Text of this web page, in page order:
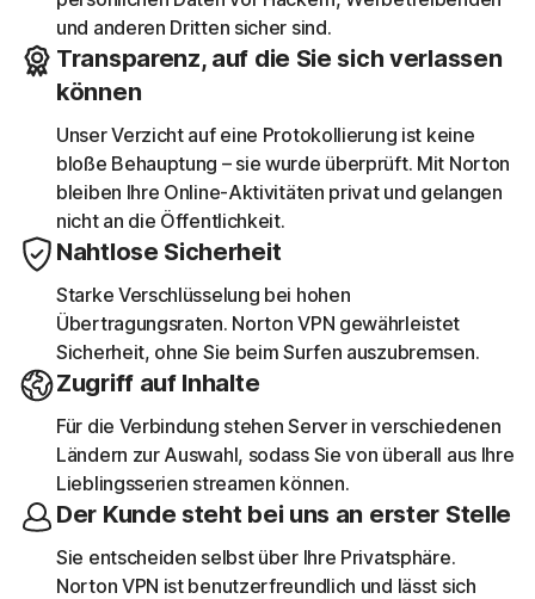
und anderen Dritten sicher sind.
Transparenz, auf die Sie sich verlassen
können
Unser Verzicht auf eine Protokollierung ist keine
bloße Behauptung – sie wurde überprüft. Mit Norton
bleiben Ihre Online-Aktivitäten privat und gelangen
nicht an die Öffentlichkeit.
Nahtlose Sicherheit
Starke Verschlüsselung bei hohen
Übertragungsraten. Norton VPN gewährleistet
Sicherheit, ohne Sie beim Surfen auszubremsen.
Zugriff auf Inhalte
Für die Verbindung stehen Server in verschiedenen
Ländern zur Auswahl, sodass Sie von überall aus Ihre
Lieblingsserien streamen können.
Der Kunde steht bei uns an erster Stelle
Sie entscheiden selbst über Ihre Privatsphäre.
Norton VPN ist benutzerfreundlich und lässt sich